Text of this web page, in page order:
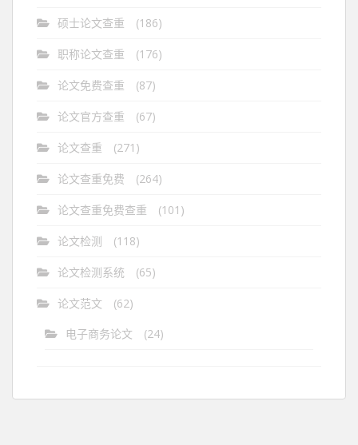
硕士论文查重 (186)
职称论文查重 (176)
论文免费查重 (87)
论文官方查重 (67)
论文查重 (271)
论文查重免费 (264)
论文查重免费查重 (101)
论文检测 (118)
论文检测系统 (65)
论文范文
(62)
电子商务论文
(24)